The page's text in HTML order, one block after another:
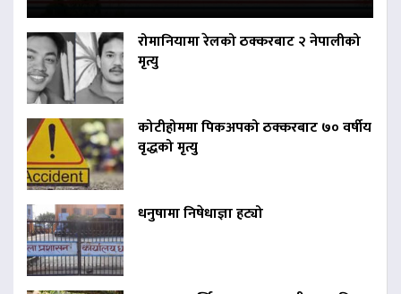
रोमानियामा रेलको ठक्करबाट २ नेपालीको
मृत्यु
कोटीहोममा पिकअपको ठक्करबाट ७० वर्षीय
वृद्धको मृत्यु
धनुषामा निषेधाज्ञा हट्यो